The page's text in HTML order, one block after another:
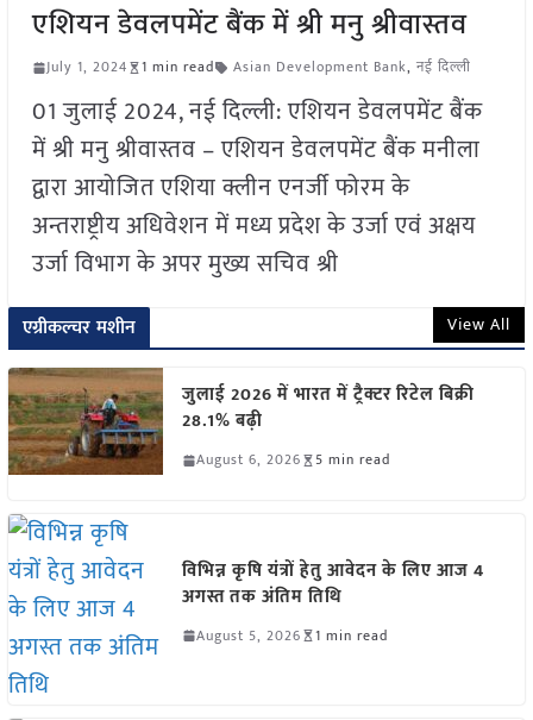
एशियन डेवलपमेंट बैंक में श्री मनु श्रीवास्तव
July 1, 2024 1 min read Asian Development Bank, नई दिल्ली
01 जुलाई 2024, नई दिल्ली: एशियन डेवलपमेंट बैंक
में श्री मनु श्रीवास्तव – एशियन डेवलपमेंट बैंक मनीला
द्वारा आयोजित एशिया क्लीन एनर्जी फोरम के
अन्तराष्ट्रीय अधिवेशन में मध्य प्रदेश के उर्जा एवं अक्षय
उर्जा विभाग के अपर मुख्य सचिव श्री
एग्रीकल्चर मशीन View All
जुलाई 2026 में भारत में ट्रैक्टर रिटेल बिक्री
28.1% बढ़ी
August 6, 2026 5 min read
विभिन्न कृषि यंत्रों हेतु आवेदन के लिए आज 4
अगस्त तक अंतिम तिथि
August 5, 2026 1 min read